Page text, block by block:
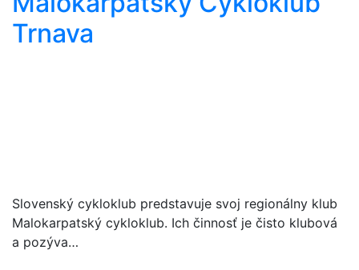
Trnava
Slovenský cykloklub predstavuje svoj regionálny klub
Malokarpatský cykloklub. Ich činnosť je čisto klubová
a pozýva…